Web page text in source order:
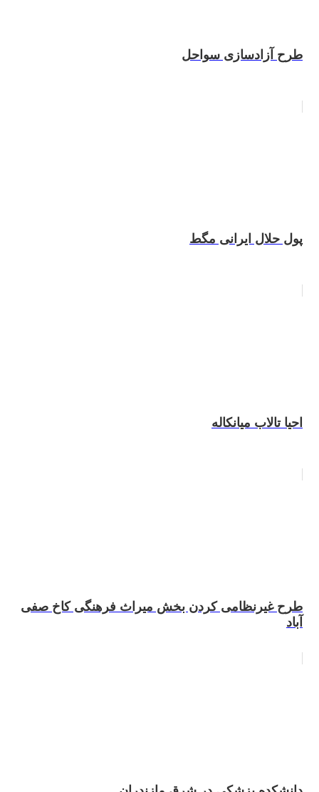
طرح آزادسازی سواحل
پول حلال ایرانی مگط
احیا تالاب میانکاله
طرح غیرنظامی کردن بخش میراث فرهنگی کاخ صفی
آباد